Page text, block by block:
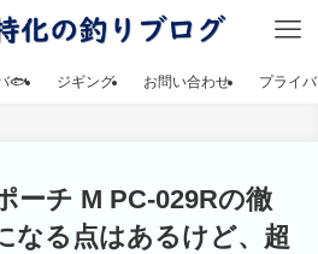
🐟 ジギング お問い合わせ プライ
ーチ M PC-029Rの徹
なる点はあるけど、超